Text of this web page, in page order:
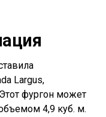
Largus,
фургон может
4,9 куб. м.